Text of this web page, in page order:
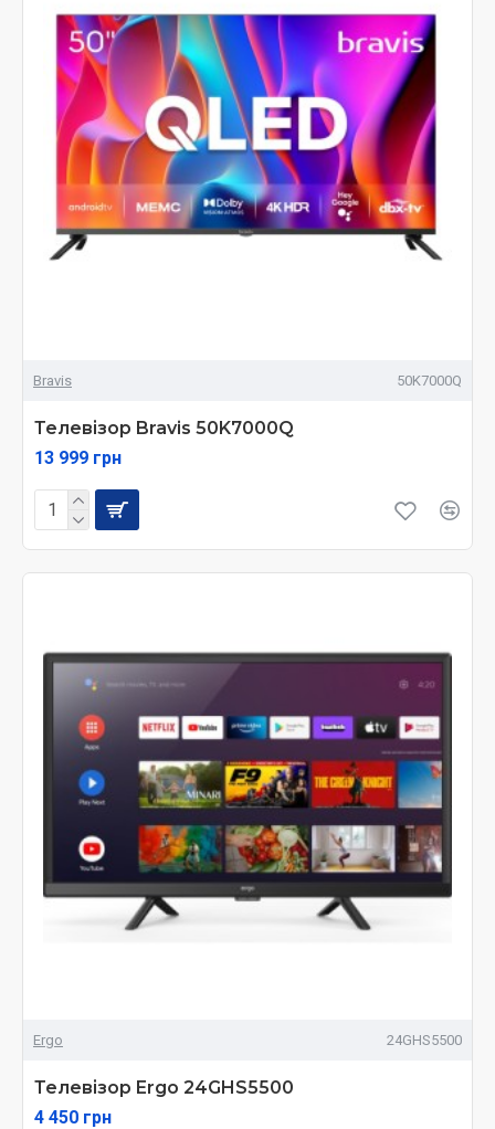
Bravis 50K7000Q
Телевізор Bravis 50K7000Q
13 999 грн
Ergo 24GHS5500
Телевізор Ergo 24GHS5500
4 450 грн